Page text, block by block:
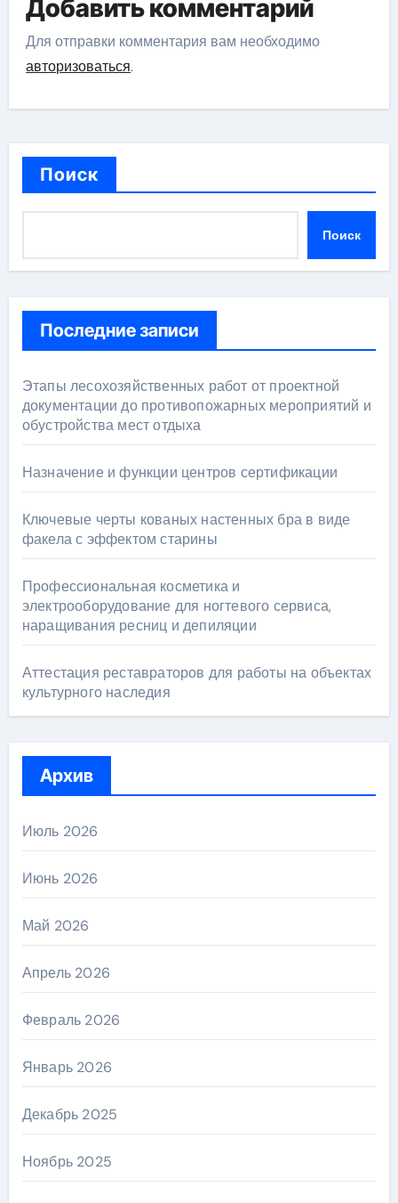
Добавить комментарий
Для отправки комментария вам необходимо
авторизоваться.
Поиск
Поиск
Последние записи
Этапы лесохозяйственных работ от проектной
документации до противопожарных мероприятий и
обустройства мест отдыха
Назначение и функции центров сертификации
Ключевые черты кованых настенных бра в виде
факела с эффектом старины
Профессиональная косметика и
электрооборудование для ногтевого сервиса,
наращивания ресниц и депиляции
Аттестация реставраторов для работы на объектах
культурного наследия
Архив
Июль 2026
Июнь 2026
Май 2026
Апрель 2026
Февраль 2026
Январь 2026
Декабрь 2025
Ноябрь 2025